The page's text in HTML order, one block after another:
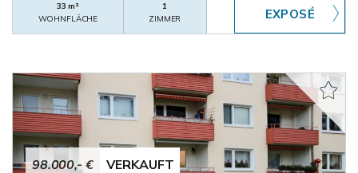
33 m²
WOHNFLÄCHE
1
ZIMMER
98.000,- € VERKAUFT